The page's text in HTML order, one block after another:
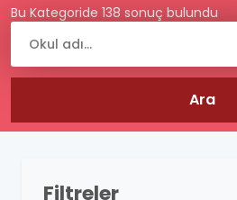
Bu Kategoride 138 sonuç bulundu
Filtreler